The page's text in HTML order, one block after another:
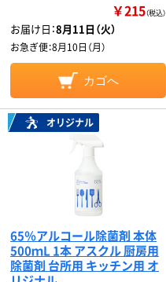
￥215（税込）
お届け日：8月11日（火）
お急ぎ便：8月10日（月）
カゴへ
オリジナル
65％アルコール除菌剤 本体
500ｍL 1本 アスクル 厨房用
除菌剤 台所用 キッチン用 オ